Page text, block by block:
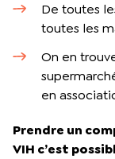
De toutes
toutes les
On en
en
Prendre un
VIH c’est